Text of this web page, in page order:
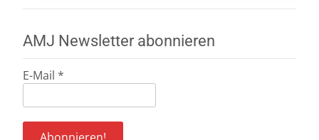
AMJ Newsletter abonnieren
E-Mail *